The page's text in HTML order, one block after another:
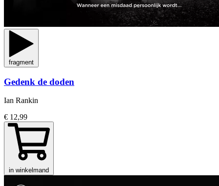
fragment
Gedenk de doden
Ian Rankin
€ 12,99
in winkelmand